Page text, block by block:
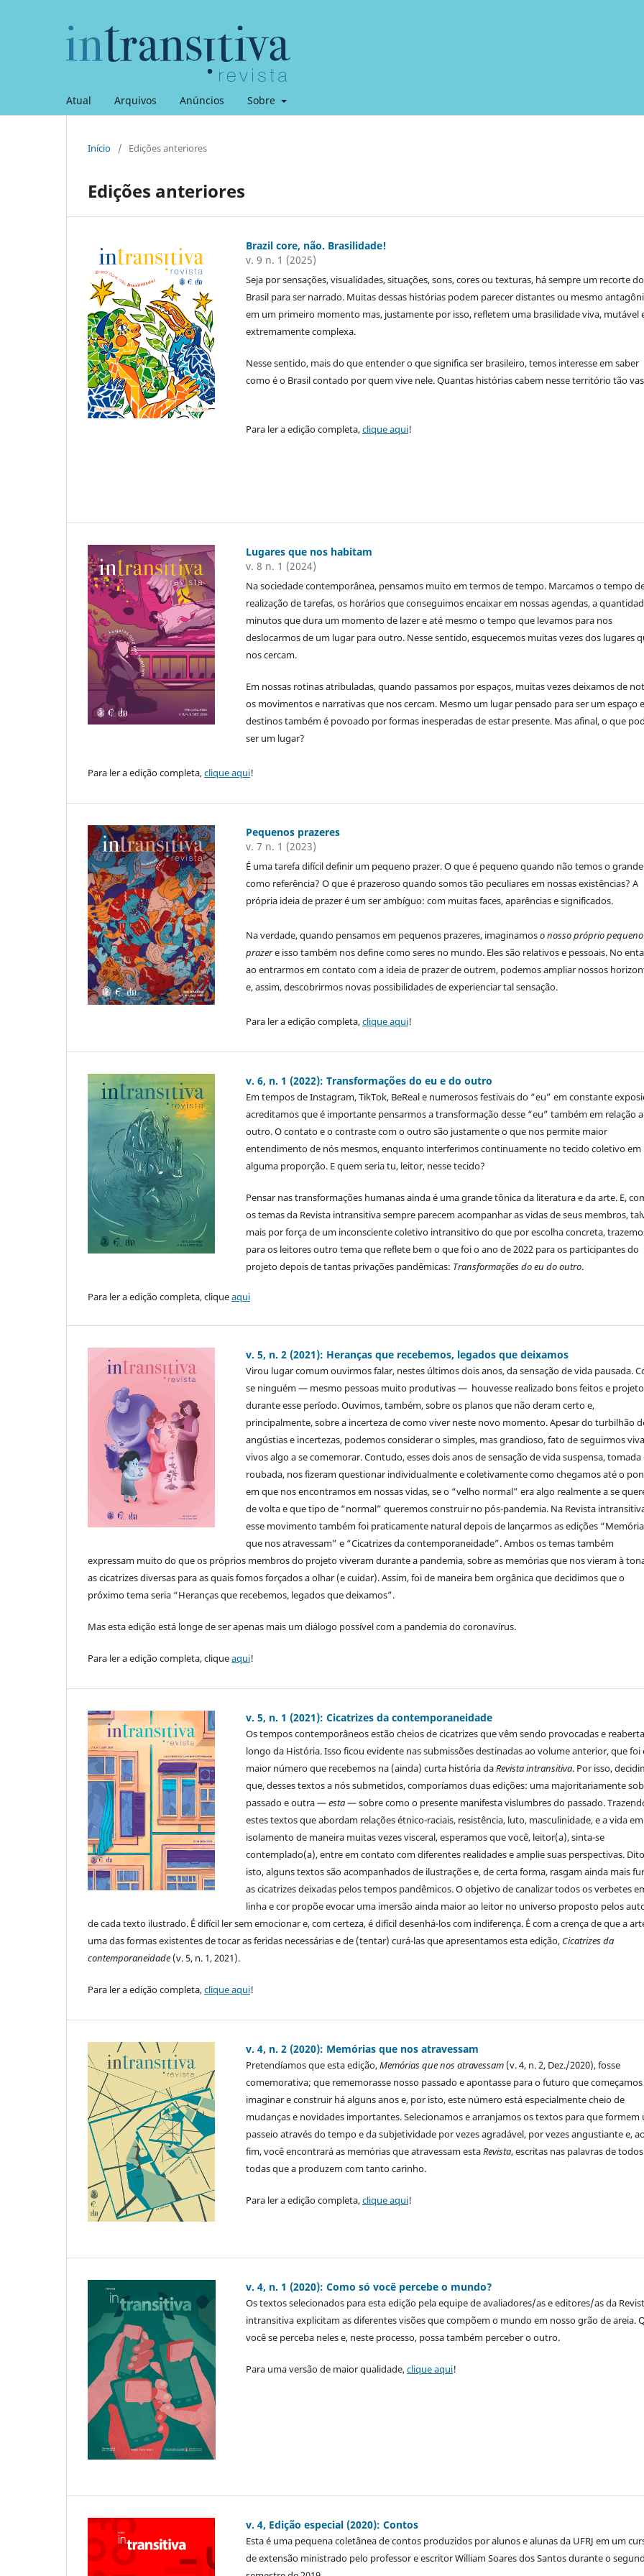
Atual Arquivos Anúncios Sobre
Início / Edições anteriores
Edições anteriores
Brazil core, não. Brasilidade!
v. 9 n. 1 (2025)
Seja por sensações, visualidades, situações, sons, cores ou texturas, há sempre um recorte do
Brasil para ser narrado. Muitas dessas histórias podem parecer distantes ou mesmo
em um primeiro momento mas, justamente por isso, refletem uma brasilidade viva, mutável
extremamente complexa.
Nesse sentido, mais do que entender o que significa ser brasileiro, temos interesse em saber
como é o Brasil contado por quem vive nele. Quantas histórias cabem nesse território tão
Para ler a edição completa,clique aqui!
Lugares que nos habitam
v. 8 n. 1 (2024)
Na sociedade contemporânea, pensamos muito em termos de tempo. Marcamos o tempo
realização de tarefas, os horários que conseguimos encaixar em nossas agendas, a
minutos que dura um momento de lazer e até mesmo o tempo que levamos para nos
deslocarmos de um lugar para outro. Nesse sentido, esquecemos muitas vezes dos lugares
nos cercam.
Em nossas rotinas atribuladas, quando passamos por espaços, muitas vezes deixamos de
os movimentos e narrativas que nos cercam. Mesmo um lugar pensado para ser um espaço
destinos também é povoado por formas inesperadas de estar presente. Mas afinal, o que
ser um lugar?
Para ler a edição completa,clique aqui!
Pequenos prazeres
v. 7 n. 1 (2023)
É uma tarefa difícil definir um pequeno prazer. O que é pequeno quando não temos o grande
como referência? O que é prazeroso quando somos tão peculiares em nossas existências? A
própria ideia de prazer é um ser ambíguo: com muitas faces, aparências e significados.
Na verdade, quando pensamos em pequenos prazeres, imaginamosonosso próprio pequeno
prazere isso também nos define como seres no mundo. Eles são relativos e pessoais. No
ao entrarmos em contato com a ideia de prazer de outrem, podemos ampliar nossos
e, assim, descobrirmos novas possibilidades de experienciar tal sensação.
Para ler a edição completa,clique aqui!
v. 6, n. 1 (2022): Transformações do eu e do outro
Em tempos de Instagram, TikTok, BeReal e numerosos festivais do “eu” em constante
acreditamos que é importante pensarmos a transformação desse “eu” também em relação
outro. O contato e o contraste com o outro são justamente o que nos permite maior
entendimento de nós mesmos, enquanto interferimos continuamente no tecido coletivo em
alguma proporção. E quem seria tu, leitor, nesse tecido?
Pensar nas transformações humanas ainda é uma grande tônica da literatura e da arte. E,
os temas da Revista intransitiva sempre parecem acompanhar as vidas de seus membros,
mais por força de um inconsciente coletivo intransitivo do que por escolha concreta,
para os leitores outro tema que reflete bem o que foi o ano de 2022 para os participantes do
projeto depois de tantas privações pandêmicas: Transformações do eu do outro.
Para ler a edição completa, cliqueaqui
v. 5, n. 2 (2021): Heranças que recebemos, legados que deixamos
Virou lugar comum ouvirmos falar, nestes últimos dois anos, da sensação de vida pausada.
se ninguém — mesmo pessoas muito produtivas — houvesse realizado bons feitos e
durante esse período. Ouvimos, também, sobre os planos que não deram certo e,
principalmente, sobre a incerteza de como viver neste novo momento. Apesar do turbilhão
angústias e incertezas, podemos considerar o simples, mas grandioso, fato de seguirmos
vivos algo a se comemorar. Contudo, esses dois anos de sensação de vida suspensa, tomada
roubada, nos fizeram questionar individualmente e coletivamente como chegamos até o
em que nos encontramos em nossas vidas, se o “velho normal” era algo realmente a se
de volta e que tipo de “normal” queremos construir no pós-pandemia. Na Revista
esse movimento também foi praticamente natural depois de lançarmos as edições
que nos atravessam” e “Cicatrizes da contemporaneidade”. Ambos os temas também
expressam muito do que os próprios membros do projeto viveram durante a pandemia, sobre as memórias que nos vieram à
as cicatrizes diversas para as quais fomos forçados a olhar (e cuidar). Assim, foi de maneira bem orgânica que decidimos que o
próximo tema seria “Heranças que recebemos, legados que deixamos”.
Mas esta edição está longe de ser apenas mais um diálogo possível com a pandemia do coronavírus.
Para ler a edição completa, cliqueaqui!
v. 5, n. 1 (2021): Cicatrizes da contemporaneidade
Os tempos contemporâneos estão cheios de cicatrizes que vêm sendo provocadas e
longo da História. Isso ficou evidente nas submissões destinadas ao volume anterior, que foi
maior número que recebemos na (ainda) curta história daRevista intransitiva. Por isso,
que, desses textos a nós submetidos, comporíamos duas edições: uma majoritariamente
passado e outra —esta— sobre como o presente manifesta vislumbres do passado.
estes textos que abordam relações étnico-raciais, resistência, luto, masculinidade, e a vida em
isolamento de maneira muitas vezes visceral, esperamos que você, leitor(a), sinta-se
contemplado(a), entre em contato com diferentes realidades e amplie suas perspectivas. Dito
isto, alguns textos são acompanhados de ilustrações e, de certa forma, rasgam ainda mais
as cicatrizes deixadas pelos tempos pandêmicos. O objetivo de canalizar todos os verbetes
linha e cor propõe evocar uma imersão ainda maior ao leitor no universo proposto pelos
de cada texto ilustrado. É difícil ler sem emocionar e, com certeza, é difícil desenhá-los com indiferença. É com a crença de que a
uma das formas existentes de tocar as feridas necessárias e de (tentar) curá-las que apresentamos esta edição, Cicatrizes da
contemporaneidade (v. 5, n. 1, 2021).
Para ler a edição completa,clique aqui!
v. 4, n. 2 (2020): Memórias que nos atravessam
Pretendíamos que esta edição,Memórias que nos atravessam (v. 4, n. 2, Dez./2020), fosse
comemorativa; que rememorasse nosso passado e apontasse para o futuro que começamos
imaginar e construir há alguns anos e, por isto, este número está especialmente cheio de
mudanças e novidades importantes. Selecionamos e arranjamos os textos para que formem
passeio através do tempo e da subjetividade por vezes agradável, por vezes angustiante e,
fim, você encontrará as memórias que atravessam estaRevista, escritas nas palavras de
todas que a produzem com tanto carinho.
Para ler a edição completa,clique aqui!
v. 4, n. 1 (2020): Como só você percebe o mundo?
Os textos selecionados para esta edição pela equipe de avaliadores/as e editores/as da
intransitiva explicitam as diferentes visões que compõem o mundo em nosso grão de areia.
você se perceba neles e, neste processo, possa também perceber o outro.
Para uma versão de maior qualidade,clique aqui!
v. 4, Edição especial (2020): Contos
Esta é uma pequena coletânea de contos produzidos por alunos e alunas da UFRJ em um
de extensão ministrado pelo professor e escritor William Soares dos Santos durante o